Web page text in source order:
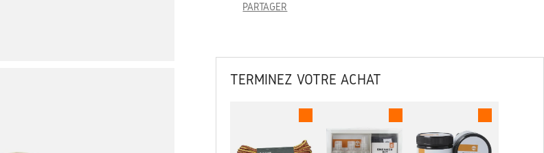
PARTAGER
TERMINEZ VOTRE ACHAT